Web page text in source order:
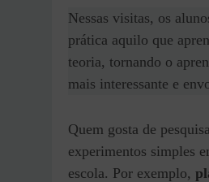
Nessas visitas, os
prática aquilo que
teoria, tornando o
mais interessante e
Quem gosta de
experimentos simples
escola. Por exemplo,